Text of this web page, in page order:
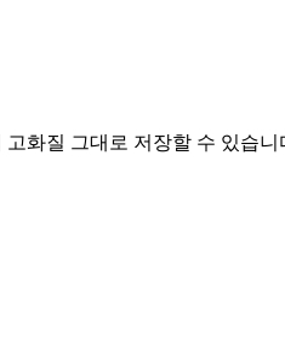
고화질 그대로 저장할 수 있습니